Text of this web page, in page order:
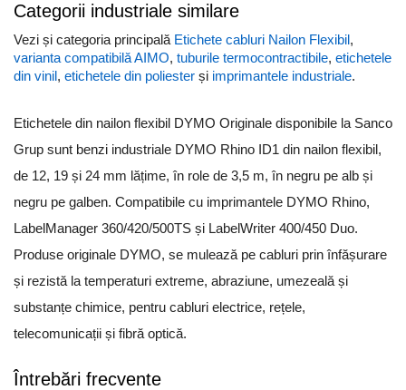
Categorii industriale similare
Vezi și categoria principală Etichete cabluri Nailon Flexibil ,
varianta compatibilă AIMO, tuburile termocontractibile, etichetele
din vinil , etichetele din poliester și imprimantele industriale.
Etichetele din nailon flexibil DYMO Originale disponibile la Sanco
Grup sunt benzi industriale DYMO Rhino ID1 din nailon flexibil,
de 12, 19 și 24 mm lățime, în role de 3,5 m, în negru pe alb și
negru pe galben. Compatibile cu imprimantele DYMO Rhino,
LabelManager 360/420/500TS și LabelWriter 400/450 Duo.
Produse originale DYMO, se mulează pe cabluri prin înfășurare
și rezistă la temperaturi extreme, abraziune, umezeală și
substanțe chimice, pentru cabluri electrice, rețele,
telecomunicații și fibră optică.
Întrebări frecvente